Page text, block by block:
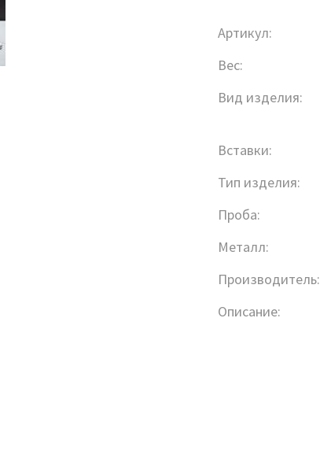
Артикул:
Вес:
Вид изделия:
Вставки:
Тип изделия:
Проба:
Металл:
Производитель:
Описание: